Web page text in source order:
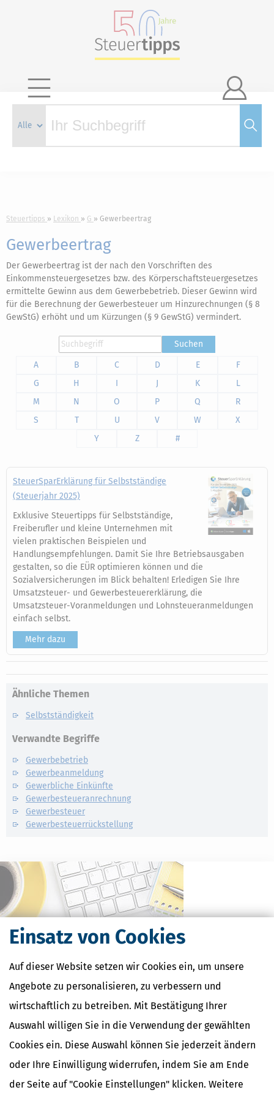
Einsatz von Cookies
Auf dieser Website setzen wir Cookies ein, um unsere
Angebote zu personalisieren, zu verbessern und
wirtschaftlich zu betreiben. Mit Bestätigung Ihrer
Auswahl willigen Sie in die Verwendung der gewählten
Cookies ein. Diese Auswahl können Sie jederzeit ändern
oder Ihre Einwilligung widerrufen, indem Sie am Ende
der Seite auf "Cookie Einstellungen" klicken. Weitere

Steuertipps Lexikon G Gewerbeertrag
Gewerbeertrag
Der Gewerbeertrag ist der nach den Vorschriften des
Einkommensteuergesetzes bzw. des Körperschaftsteuergesetzes
ermittelte Gewinn aus dem Gewerbebetrieb. Dieser Gewinn wird
für die Berechnung der Gewerbesteuer um Hinzurechnungen (§ 8
GewStG) erhöht und um Kürzungen (§ 9 GewStG) vermindert.
Suchen
A
B C D E
F
G
H I J K
L
M
N O P Q
R
S
T U V W
X
Y
Z #
SteuerSparErklärung für Selbstständige
(Steuerjahr 2025)
Exklusive Steuertipps für Selbstständige,
Freiberufler und kleine Unternehmen mit
vielen praktischen Beispielen und
Handlungsempfehlungen. Damit Sie Ihre Betriebsausgaben
gestalten, so die EÜR optimieren können und die
Sozialversicherungen im Blick behalten! Erledigen Sie Ihre
Umsatzsteuer- und Gewerbesteuererklärung, die
Umsatzsteuer-Voranmeldungen und Lohnsteueranmeldungen
einfach selbst.
Mehr dazu
Ähnliche Themen
Selbstständigkeit
Verwandte Begriffe
Gewerbebetrieb
Gewerbeanmeldung
Gewerbliche Einkünfte
Gewerbesteueranrechnung
Gewerbesteuer
Gewerbesteuerrückstellung
Kostenlose Steuertipps & News
Absenden
Steuertipps
Steuertipps Selbstständige
Geldtipps